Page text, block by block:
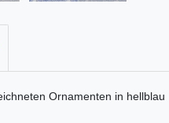
Ornamenten in hellblau